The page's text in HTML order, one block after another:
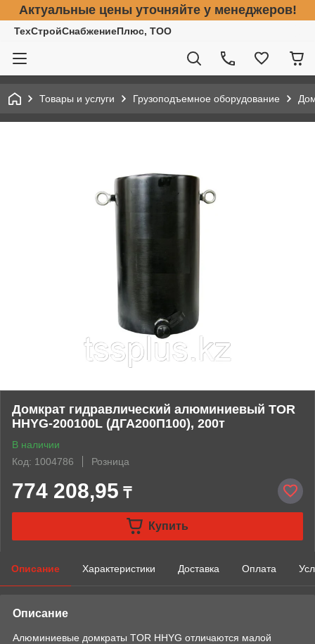
Актуальные цены уточняйте у менеджеров!
ТехСтройСнабжениеПлюс, ТОО
Товары и услуги Грузоподъемное оборудование
Домкрат гидравлический алюминиевый TOR
HHYG-200100L (ДГА200П100), 200т
В наличии
Код: 1004786
Розница
774 208,95 ₸
Купить
Описание Характеристики Доставка Оплата
Описание
Алюминиевые домкраты TOR HHYG отличаются малой